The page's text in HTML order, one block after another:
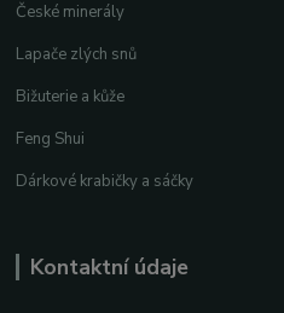
České minerály
Lapače zlých snů
Bižuterie a kůže
Feng Shui
Dárkové krabičky a sáčky
Kontaktní údaje